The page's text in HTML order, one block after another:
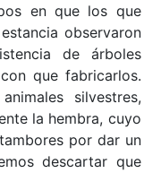
en que los que
observaron
de árboles
que fabricarlos.
silvestres,
la hembra, cuyo
por dar un
descartar que